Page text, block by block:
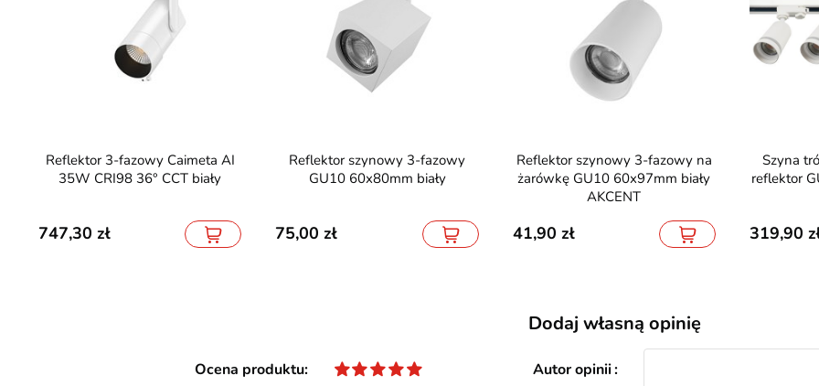
Reflektor 3-fazowy Caimeta AI
35W CRI98 36° CCT biały
747,30
Reflektor szynowy 3-fazowy
GU10 60x80mm biały
75,00
Reflektor szynowy 3-fazowy na
żarówkę GU10 60x97mm biały
AKCENT
41,90
Szyna trójfazowa 2m plus 4x
reflektor
319,90
Dodaj własną opinię
Ocena produktu Autor opinii